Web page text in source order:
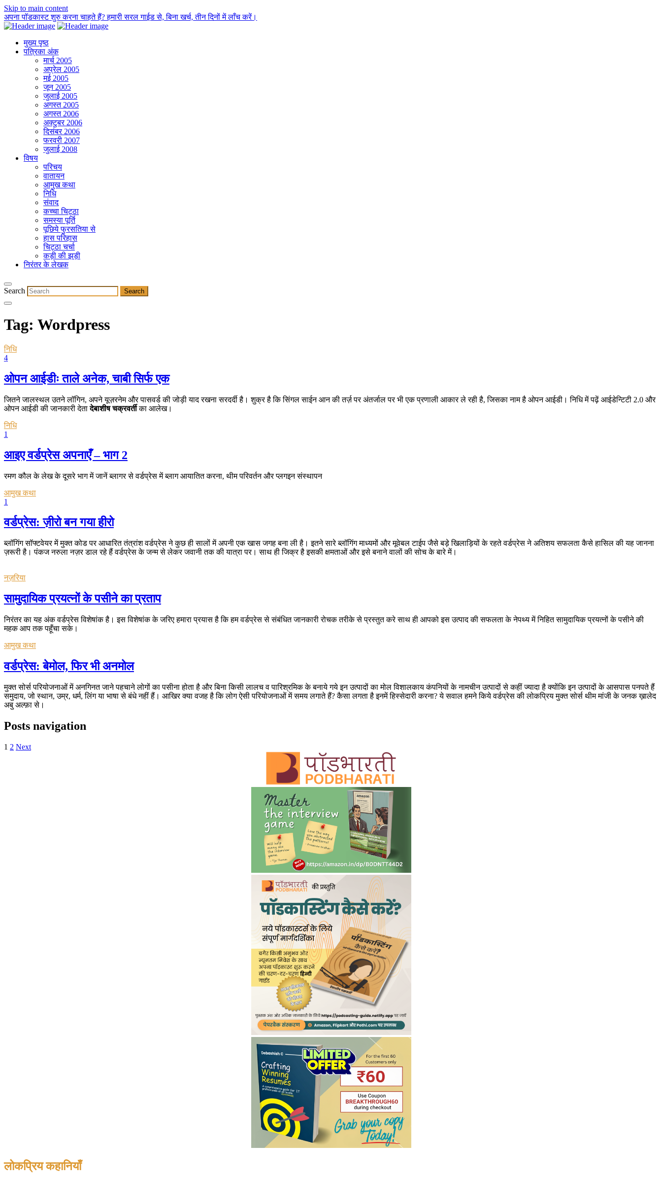
Skip to main content
अपना पॉडकास्ट शुरु करना चाहते हैं? हमारी सरल गाईड से, बिना खर्च, तीन दिनों में लाँच करें।
मुख्य पृष्ठ
पत्रिका अंक
मार्च 2005
अप्रेल 2005
मई 2005
जून 2005
जुलाई 2005
अगस्त 2005
अगस्त 2006
अक्टुबर 2006
दिसंबर 2006
फरवरी 2007
जुलाई 2008
विषय
परिचय
वातायन
आमुख कथा
निधि
संवाद
कच्चा चिट्ठा
समस्या पूर्ति
पूछिये फुरसतिया से
हास परिहास
चिट्ठा चर्चा
कड़ी की झड़ी
निरंतर के लेखक
Search
Tag: Wordpress
निधि
4
ओपन आईडीः ताले अनेक, चाबी सिर्फ एक
जितने जालस्थल उतने लॉगिन, अपने यूज़रनेम और पासवर्ड की जोड़ी याद रखना सरदर्दी है। शुक्र है कि सिंगल साईन आन की तर्ज़ पर अंतर्जाल पर भी एक प्रणाली आकार ले रही है, जिसका नाम है ओपन आईडी। निधि में पढ़ें आईडेन्टिटी 2.0 और
ओपन आईडी की जानकारी देतादेबाशीष चक्रवर्तीका आलेख।
निधि
1
आइए वर्डप्रेस अपनाएँ – भाग 2
रमण कौल के लेख के दूसरे भाग में जानें ब्लागर से वर्डप्रेस में ब्लाग आयातित करना, थीम परिवर्तन और प्लगइन संस्थापन
आमुख कथा
1
वर्डप्रेस: ज़ीरो बन गया हीरो
ब्लॉगिंग सॉफ्टवेयर में मुक्त कोड पर आधारित तंत्रांश वर्डप्रेस ने कुछ ही सालों में अपनी एक खास जगह बना ली है। इतने सारे ब्लॉगिंग माध्यमों और मूवेबल टाईप जैसे बड़े खिलाड़ियों के रहते वर्डप्रेस ने अतिशय सफलता कैसे हासिल की यह जानना
ज़रूरी है। पंकज नरुला नज़र डाल रहे हैं वर्डप्रेस के जन्म से लेकर जवानी तक की यात्रा पर। साथ ही जिक्र है इसकी क्षमताओं और इसे बनाने वालों की सोच के बारे में।
नज़रिया
सामुदायिक प्रयत्नों के पसीने का प्रताप
निरंतर का यह अंक वर्डप्रेस विशेषांक है। इस विशेषांक के जरिए हमारा प्रयास है कि हम वर्डप्रेस से संबंधित जानकारी रोचक तरीके से प्रस्तुत करे साथ ही आपको इस उत्पाद की सफलता के नेपथ्य में निहित सामुदायिक प्रयत्नों के पसीने की
महक आप तक पहूँचा सके।
आमुख कथा
वर्डप्रेस: बेमोल, फिर भी अनमोल
मुक्त सोर्स परियोजनाओं में अनगिनत जाने पहचाने लोगों का पसीना होता है और बिना किसी लालच व पारिश्रमिक के बनाये गये इन उत्पादों का मोल विशालकाय कंपनियों के नामचीन उत्पादों से कहीं ज्यादा है क्योंकि इन उत्पादों के आसपास पनपते हैं
समुदाय, जो स्थान, उम्र, धर्म, लिंग या भाषा से बंधे नहीं हैं। आखिर क्या वजह है कि लोग ऐसी परियोजनाओं में समय लगाते हैं? कैसा लगता है इनमें हिस्सेदारी करना? ये सवाल हमने किये वर्डप्रेस की लोकप्रिय मुक्त सोर्स थीम मांजी के जनक ख़ालेद
अबु अल्फ़ा से।
Posts navigation
1 2 Next
लोकप्रिय कहानियाँ